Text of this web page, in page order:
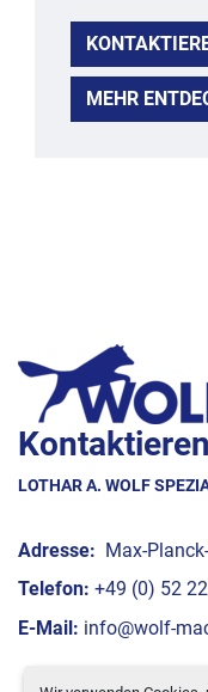
MEHR
Kontaktieren
LOTHAR A. WOLF
Adresse: Max-
Telefon: +49 (0) 52
E-Mail: info@wolf-